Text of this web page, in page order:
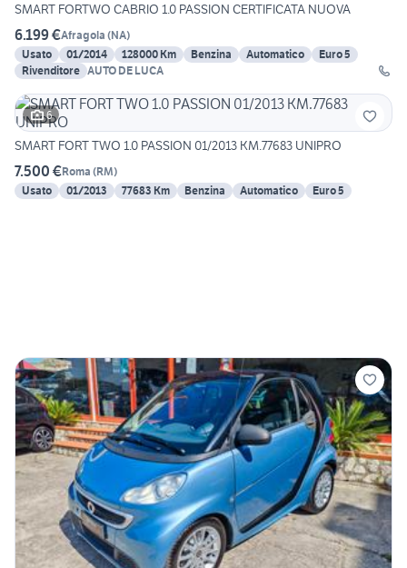
SMART FORTWO CABRIO 1.0 PASSION CERTIFICATA NUOVA
6.199 €Afragola (NA)
Usato
01/2014 128000 Km Benzina Automatico
Euro 5
Rivenditore AUTO DE LUCA
6
SMART FORT TWO 1.0 PASSION 01/2013 KM.77683 UNIPRO
7.500 €Roma (RM)
Usato
01/2013 77683 Km Benzina Automatico Euro 5